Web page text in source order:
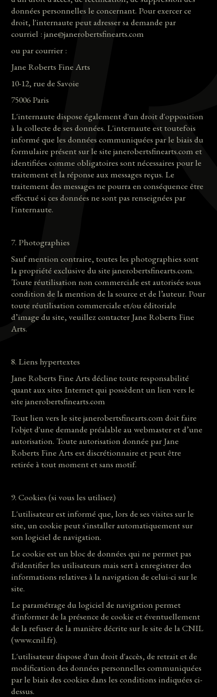
données personnelles le concernant. Pour exercer ce
droit, l'internaute peut adresser sa demande par
courriel : jane@janerobertsfinearts.com
ou par courrier :
Jane Roberts Fine Arts
10-12, rue de Savoie
75006 Paris
L'internaute dispose également d'un droit d'opposition
à la collecte de ses données. L'internaute est toutefois
informé que les données communiquées par le biais du
formulaire présent sur le site janerobertsfinearts.com et
identifiées comme obligatoires sont nécessaires pour le
traitement et la réponse aux messages reçus. Le
traitement des messages ne pourra en conséquence être
effectué si ces données ne sont pas renseignées par
l'internaute.
7. Photographies
Sauf mention contraire, toutes les photographies sont
la propriété exclusive du site janerobertsfinearts.com.
Toute réutilisation non commerciale est autorisée sous
condition de la mention de la source et de l’auteur. Pour
toute réutilisation commerciale et/ou éditoriale
d’image du site, veuillez contacter Jane Roberts Fine
Arts.
8. Liens hypertextes
Jane Roberts Fine Arts décline toute responsabilité
quant aux sites Internet qui possèdent un lien vers le
site janerobertsfinearts.com
Tout lien vers le site janerobertsfinearts.com doit faire
l'objet d'une demande préalable au webmaster et d’une
autorisation. Toute autorisation donnée par Jane
Roberts Fine Arts est discrétionnaire et peut être
retirée à tout moment et sans motif.
9. Cookies (si vous les utilisez)
L'utilisateur est informé que, lors de ses visites sur le
site, un cookie peut s'installer automatiquement sur
son logiciel de navigation.
Le cookie est un bloc de données qui ne permet pas
d'identifier les utilisateurs mais sert à enregistrer des
informations relatives à la navigation de celui-ci sur le
site.
Le paramétrage du logiciel de navigation permet
d'informer de la présence de cookie et éventuellement
de la refuser de la manière décrite sur le site de la CNIL
(www.cnil.fr).
L'utilisateur dispose d'un droit d'accès, de retrait et de
modification des données personnelles communiquées
par le biais des cookies dans les conditions indiquées ci-
dessus.